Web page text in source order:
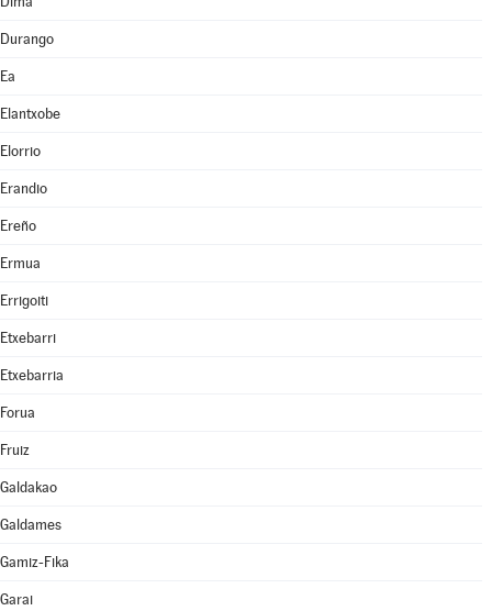
Durango
Ea
Elantxobe
Elorrio
Erandio
Ereño
Ermua
Errigoiti
Etxebarri
Etxebarria
Forua
Fruiz
Galdakao
Galdames
Gamiz-Fika
Garai